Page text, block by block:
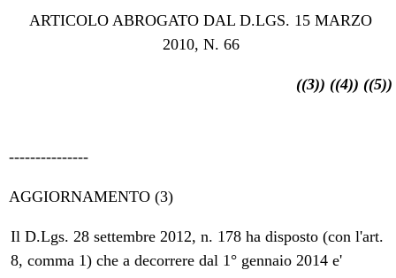
ARTICOLO ABROGATO DAL D.LGS. 15 MARZO
2010, N. 66
((3)) ((4)) ((5))
---------------
AGGIORNAMENTO (3)
Il D.Lgs. 28 settembre 2012, n. 178 ha disposto (con l'art.
8, comma 1) che a decorrere dal 1° gennaio 2014 e'